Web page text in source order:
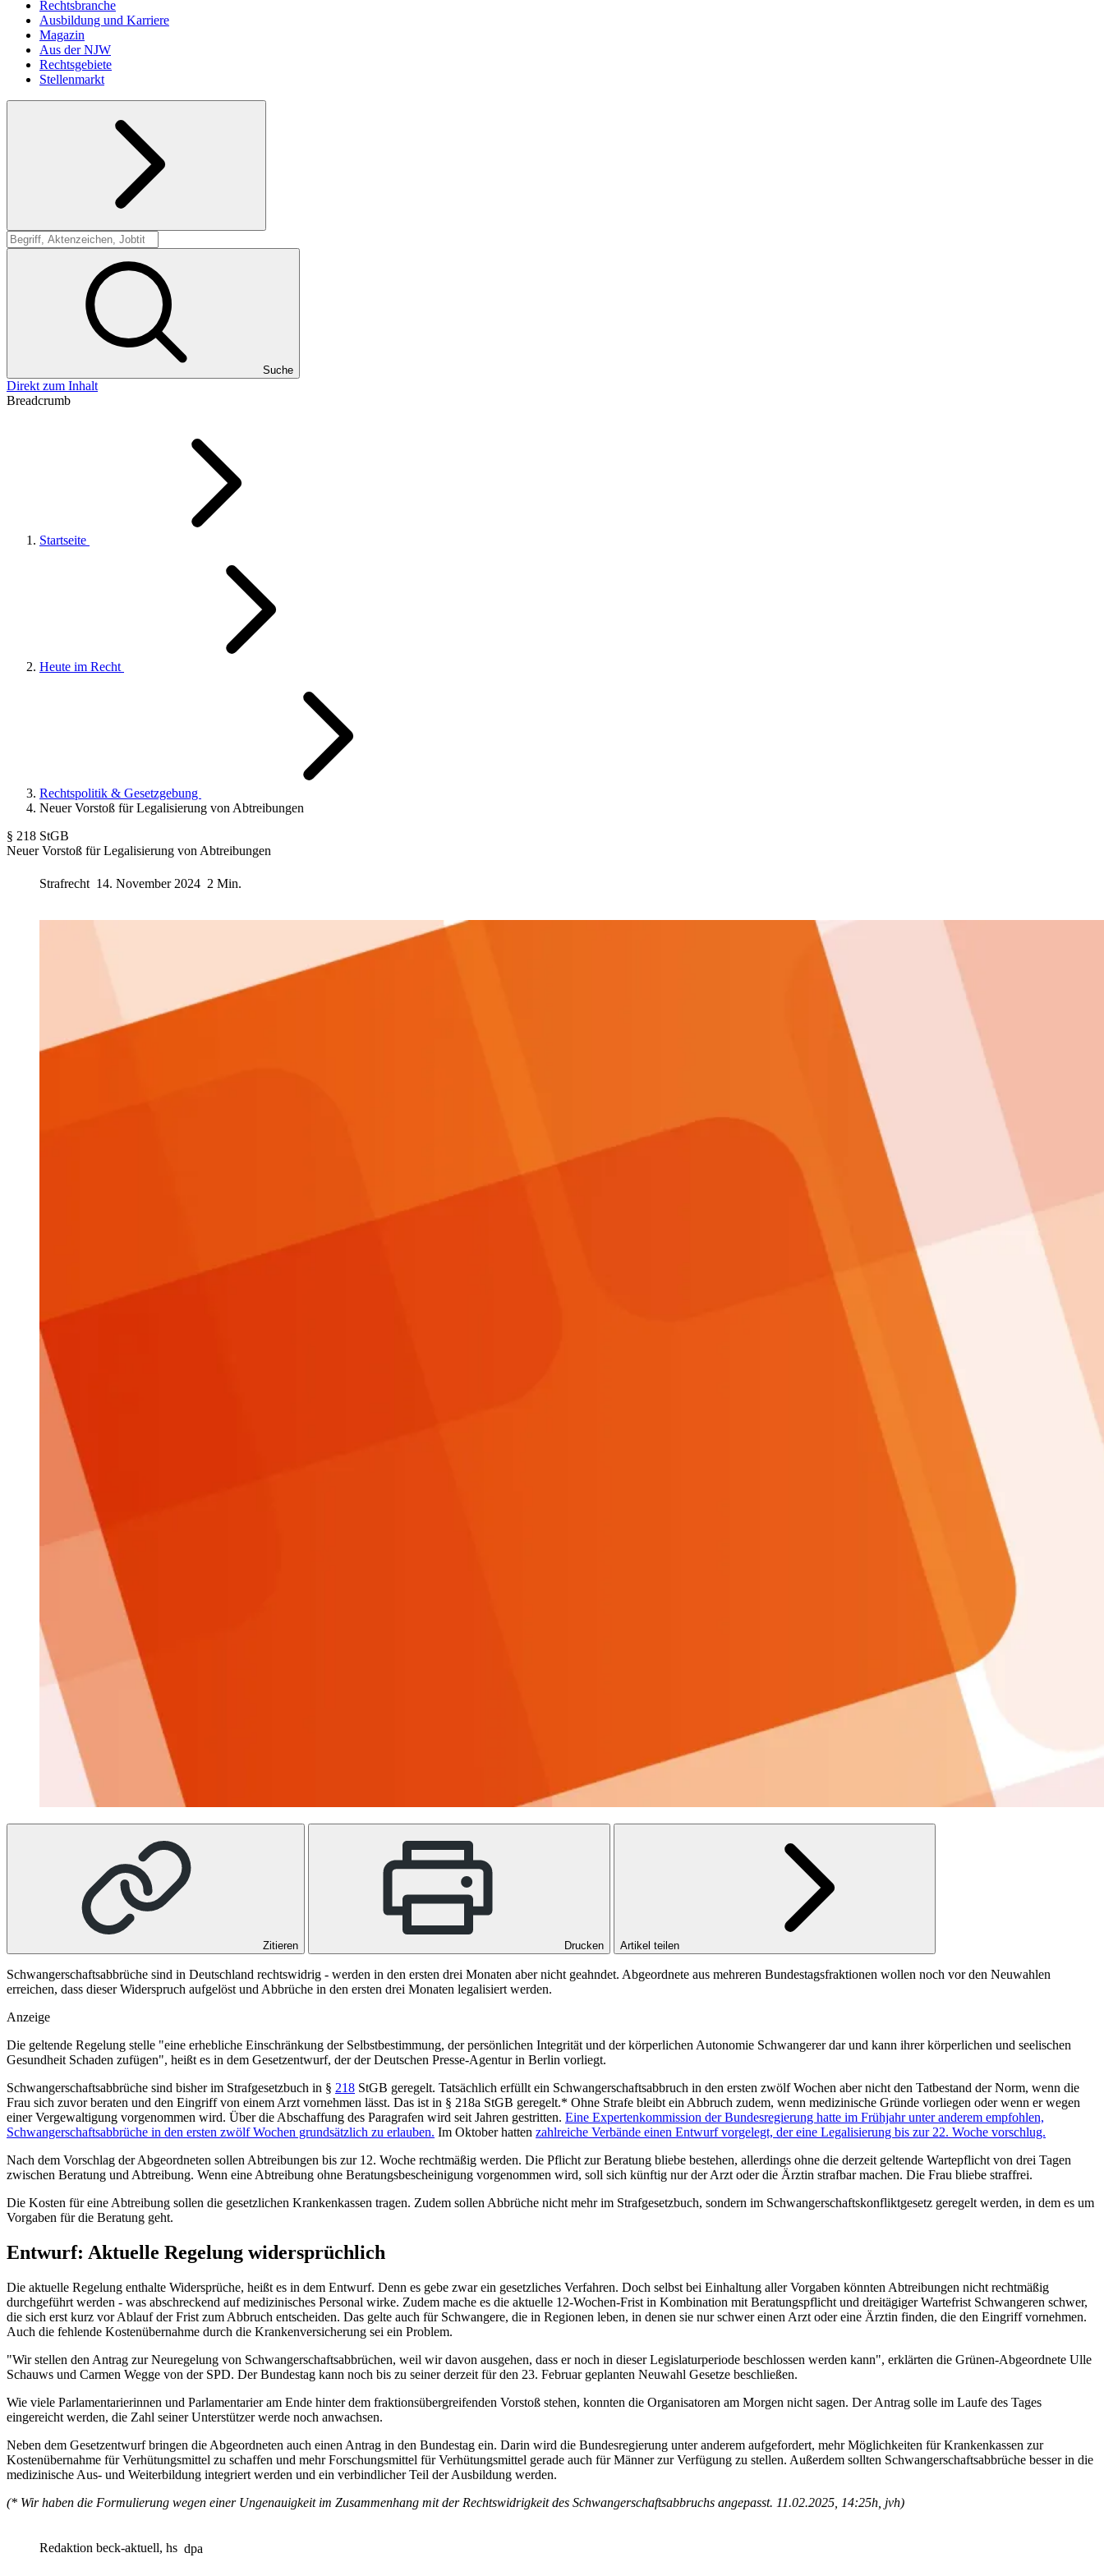
Rechtsbranche
Ausbildung und Karriere
Magazin
Aus der NJW
Rechtsgebiete
Stellenmarkt
Suche
Suche
Direkt zum Inhalt
Breadcrumb
Startseite
Heute im Recht
Rechtspolitik & Gesetzgebung
Neuer Vorstoß für Legalisierung von Abtreibungen
§ 218 StGB
Neuer Vorstoß für Legalisierung von Abtreibungen
Strafrecht 14. November 2024 2 Min.
Zitieren Drucken Artikel teilen
Schwangerschaftsabbrüche sind in Deutschland rechtswidrig - werden in den ersten drei Monaten aber nicht geahndet. Abgeordnete aus mehreren Bundestagsfraktionen wollen noch vor den Neuwahlen
erreichen, dass dieser Widerspruch aufgelöst und Abbrüche in den ersten drei Monaten legalisiert werden.
Anzeige
Die geltende Regelung stelle "eine erhebliche Einschränkung der Selbstbestimmung, der persönlichen Integrität und der körperlichen Autonomie Schwangerer dar und kann ihrer körperlichen und seelischen
Gesundheit Schaden zufügen", heißt es in dem Gesetzentwurf, der der Deutschen Presse-Agentur in Berlin vorliegt.
Schwangerschaftsabbrüche sind bisher im Strafgesetzbuch in § 218 StGB geregelt. Tatsächlich erfüllt ein Schwangerschaftsabbruch in den ersten zwölf Wochen aber nicht den Tatbestand der Norm, wenn die
Frau sich zuvor beraten und den Eingriff von einem Arzt vornehmen lässt. Das ist in § 218a StGB geregelt.* Ohne Strafe bleibt ein Abbruch zudem, wenn medizinische Gründe vorliegen oder wenn er wegen
einer Vergewaltigung vorgenommen wird. Über die Abschaffung des Paragrafen wird seit Jahren gestritten. Eine Expertenkommission der Bundesregierung hatte im Frühjahr unter anderem empfohlen,
Schwangerschaftsabbrüche in den ersten zwölf Wochen grundsätzlich zu erlauben. Im Oktober hatten zahlreiche Verbände einen Entwurf vorgelegt, der eine Legalisierung bis zur 22. Woche vorschlug.
Nach dem Vorschlag der Abgeordneten sollen Abtreibungen bis zur 12. Woche rechtmäßig werden. Die Pflicht zur Beratung bliebe bestehen, allerdings ohne die derzeit geltende Wartepflicht von drei Tagen
zwischen Beratung und Abtreibung. Wenn eine Abtreibung ohne Beratungsbescheinigung vorgenommen wird, soll sich künftig nur der Arzt oder die Ärztin strafbar machen. Die Frau bliebe straffrei.
Die Kosten für eine Abtreibung sollen die gesetzlichen Krankenkassen tragen. Zudem sollen Abbrüche nicht mehr im Strafgesetzbuch, sondern im Schwangerschaftskonfliktgesetz geregelt werden, in dem es um
Vorgaben für die Beratung geht.
Entwurf: Aktuelle Regelung widersprüchlich
Die aktuelle Regelung enthalte Widersprüche, heißt es in dem Entwurf. Denn es gebe zwar ein gesetzliches Verfahren. Doch selbst bei Einhaltung aller Vorgaben könnten Abtreibungen nicht rechtmäßig
durchgeführt werden - was abschreckend auf medizinisches Personal wirke. Zudem mache es die aktuelle 12-Wochen-Frist in Kombination mit Beratungspflicht und dreitägiger Wartefrist Schwangeren schwer,
die sich erst kurz vor Ablauf der Frist zum Abbruch entscheiden. Das gelte auch für Schwangere, die in Regionen leben, in denen sie nur schwer einen Arzt oder eine Ärztin finden, die den Eingriff vornehmen.
Auch die fehlende Kostenübernahme durch die Krankenversicherung sei ein Problem.
"Wir stellen den Antrag zur Neuregelung von Schwangerschaftsabbrüchen, weil wir davon ausgehen, dass er noch in dieser Legislaturperiode beschlossen werden kann", erklärten die Grünen-Abgeordnete Ulle
Schauws und Carmen Wegge von der SPD. Der Bundestag kann noch bis zu seiner derzeit für den 23. Februar geplanten Neuwahl Gesetze beschließen.
Wie viele Parlamentarierinnen und Parlamentarier am Ende hinter dem fraktionsübergreifenden Vorstoß stehen, konnten die Organisatoren am Morgen nicht sagen. Der Antrag solle im Laufe des Tages
eingereicht werden, die Zahl seiner Unterstützer werde noch anwachsen.
Neben dem Gesetzentwurf bringen die Abgeordneten auch einen Antrag in den Bundestag ein. Darin wird die Bundesregierung unter anderem aufgefordert, mehr Möglichkeiten für Krankenkassen zur
Kostenübernahme für Verhütungsmittel zu schaffen und mehr Forschungsmittel für Verhütungsmittel gerade auch für Männer zur Verfügung zu stellen. Außerdem sollten Schwangerschaftsabbrüche besser in die
medizinische Aus- und Weiterbildung integriert werden und ein verbindlicher Teil der Ausbildung werden.
(* Wir haben die Formulierung wegen einer Ungenauigkeit im Zusammenhang mit der Rechtswidrigkeit des Schwangerschaftsabbruchs angepasst. 11.02.2025, 14:25h, jvh)
Redaktion beck-aktuell, hs dpa